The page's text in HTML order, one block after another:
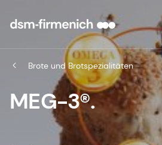
Brote und Brotspezialitäten
MEG-3®.